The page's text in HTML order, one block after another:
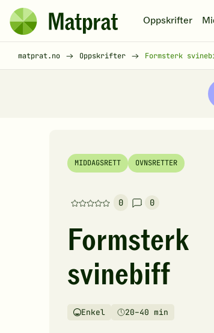
Hopp til hovedinnhold
Matprat
hjemmeside
Oppskrifter
matprat.no Oppskrifter Formsterk
MIDDAGSRETT OVNSRETTER
0
Denne
har
foreløpig
vurderinger.
Bli
første
0
Formsterk
svinebiff
Vanskelighetsgrad
Enkel
Tilberedningstid20–40 min